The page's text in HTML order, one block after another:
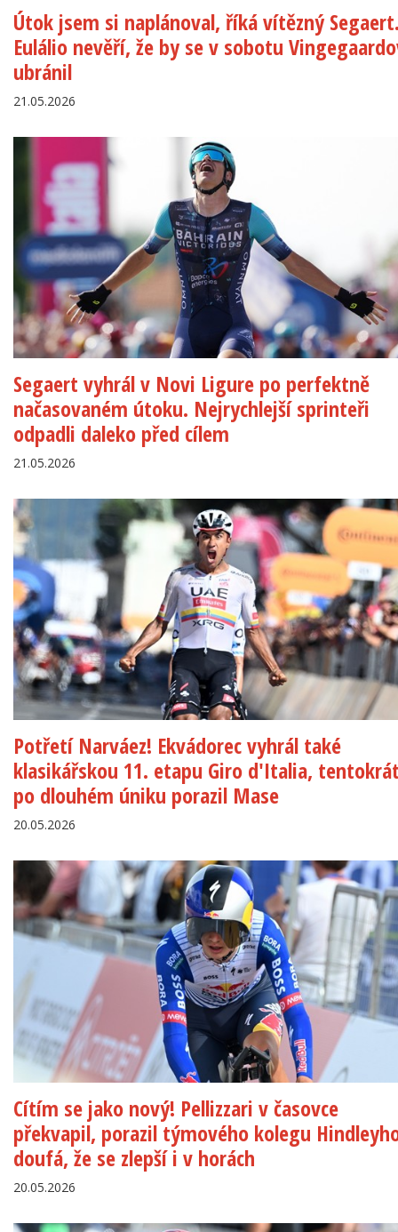
Útok jsem si naplánoval, říká vítězný
Eulálio nevěří, že by se v sobotu
ubránil
21.05.2026
Segaert vyhrál v Novi Ligure po perfektně
načasovaném útoku. Nejrychlejší sprinteři
odpadli daleko před cílem
21.05.2026
Potřetí Narváez! Ekvádorec vyhrál také
klasikářskou 11. etapu Giro d'Italia,
po dlouhém úniku porazil Mase
20.05.2026
Cítím se jako nový! Pellizzari v časovce
překvapil, porazil týmového kolegu
doufá, že se zlepší i v horách
20.05.2026